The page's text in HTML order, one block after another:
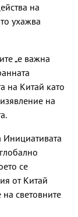
на
ухажва
„е важна
на Китай като
на
Инициативата
се
от Китай
световните